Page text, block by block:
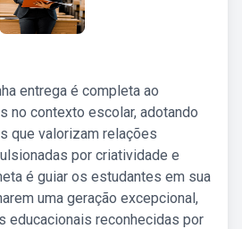
entrega é completa ao
no contexto escolar, adotando
que valorizam relações
por criatividade e
é guiar os estudantes em sua
uma geração excepcional,
educacionais reconhecidas por